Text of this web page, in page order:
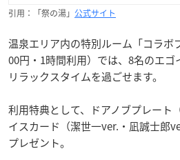
引用：「祭の湯」 公式サイト
温泉エリア内の特別ルーム「コラボ
00円・1時間利用）では、8名のエ
リラックスタイムを過ごせます。
利用特典として、ドアノブプレート
イスカード（潔世一ver.・凪誠士郎
プレゼント。